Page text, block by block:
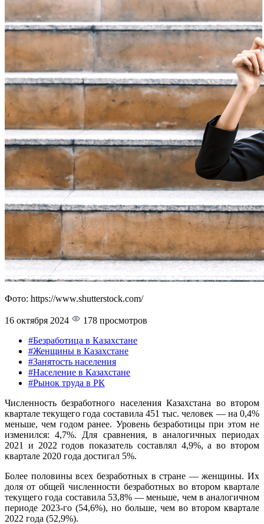
Фото: https://www.shutterstock.com/
16 октября 2024
178 просмотров
#Безработица в Казахстане
#Женщины в Казахстане
#Занятость населения
#Население в Казахстане
#Рынок труда в РК
Численность безработного населения Казахстана во втором
квартале текущего года составила 451 тыс. человек — на 0,4%
меньше, чем годом ранее. Уровень безработицы при этом не
изменился: 4,7%. Для сравнения, в аналогичных периодах
2021 и 2022 годов показатель составлял 4,9%, а во втором
квартале 2020 года достигал 5%.
Более половины всех безработных в стране — женщины. Их
доля от общей численности безработных во втором квартале
текущего года составила 53,8% — меньше, чем в аналогичном
периоде 2023-го (54,6%), но больше, чем во втором квартале
2022 года (52,9%).